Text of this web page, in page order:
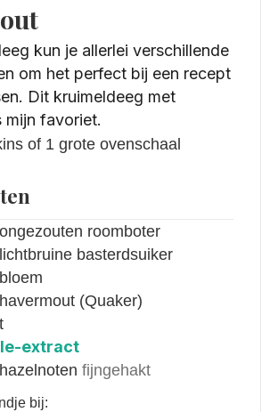
kun je allerlei verschillende
om het perfect bij een recept
Dit kruimeldeeg met
mijn favoriet.
of 1 grote ovenschaal
ongezouten roomboter
lichtbruine basterdsuiker
bloem
havermout (Quaker)
extract
hazelnoten fijngehakt
bij: